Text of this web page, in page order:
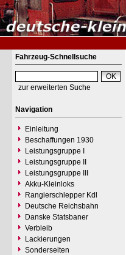
Fahrzeug-Schnellsuche
zur erweiterten Suche
Navigation
Einleitung
Beschaffungen 1930
Leistungsgruppe I
Leistungsgruppe II
Leistungsgruppe III
Akku-Kleinloks
Rangierschlepper Kdl
Deutsche Reichsbahn
Danske Statsbaner
Verbleib
Lackierungen
Sonderseiten